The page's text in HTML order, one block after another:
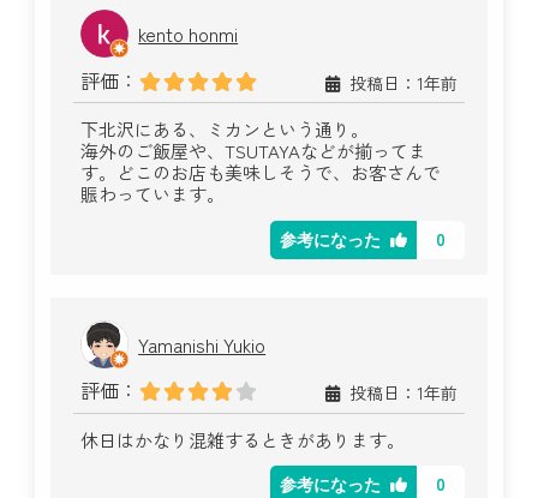
kento honmi
評価：
投稿日：1年前
下北沢にある、ミカンという通り。
海外のご飯屋や、TSUTAYAなどが揃ってま
す。どこのお店も美味しそうで、お客さんで
賑わっています。
参考になった 0
Yamanishi Yukio
評価：
投稿日：1年前
休日はかなり混雑するときがあります。
参考になった 0